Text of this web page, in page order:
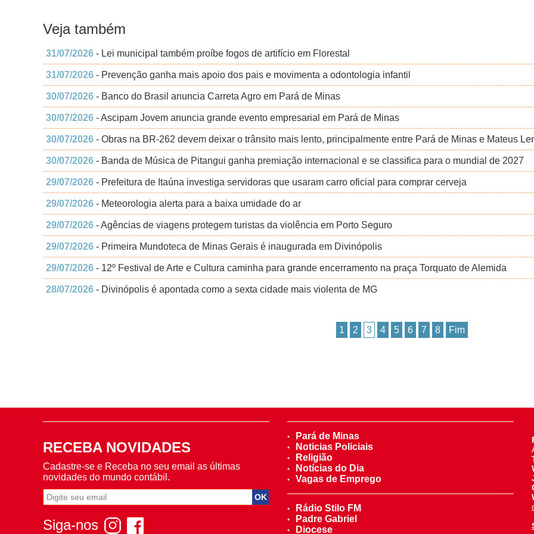
Veja também
31/07/2026 - Lei municipal também proíbe fogos de artifício em Florestal
31/07/2026 - Prevenção ganha mais apoio dos pais e movimenta a odontologia infantil
30/07/2026 - Banco do Brasil anuncia Carreta Agro em Pará de Minas
30/07/2026 - Ascipam Jovem anuncia grande evento empresarial em Pará de Minas
30/07/2026 - Obras na BR-262 devem deixar o trânsito mais lento, principalmente entre Pará de Minas e Mateus
30/07/2026 - Banda de Música de Pitangui ganha premiação internacional e se classifica para o mundial de 2027
29/07/2026 - Prefeitura de Itaúna investiga servidoras que usaram carro oficial para comprar cerveja
29/07/2026 - Meteorologia alerta para a baixa umidade do ar
29/07/2026 - Agências de viagens protegem turistas da violência em Porto Seguro
29/07/2026 - Primeira Mundoteca de Minas Gerais é inaugurada em Divinópolis
29/07/2026 - 12º Festival de Arte e Cultura caminha para grande encerramento na praça Torquato de Alemida
28/07/2026 - Divinópolis é apontada como a sexta cidade mais violenta de MG
1 2 3 4 5 6 7 8 Fim
RECEBA NOVIDADES
Cadastre-se e Receba no seu email as últimas
novidades do mundo contábil.
Siga-nos
Pará de Minas
Noticias Policiais
Religião
Notícias do Dia
Vagas de Emprego
Rádio Stilo FM
Padre Gabriel
Diocese